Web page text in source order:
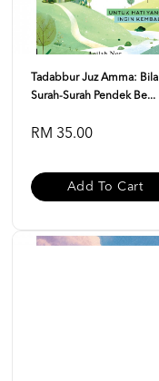
Tadabbur Juz Amma: Bila
Surah-Surah Pendek Be...
RM 35.00
Add To Cart